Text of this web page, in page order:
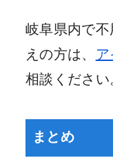
岐阜県内で
えの方は、
相談ください
まとめ